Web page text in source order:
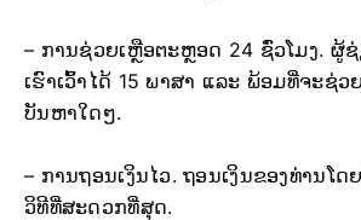
– ການຊ່ວຍເຫຼືອຕະຫຼອດ 24 ຊົ່ວໂມງ. ຜູ້
ເຮົາເວົ້າໄດ້ 15 ພາສາ ແລະ ພ້ອມທີ່ຈະຊ່
ບັນຫາໃດໆ.
– ການຖອນເງິນໄວ. ຖອນເງິນຂອງທ່ານໂ
ວິທີທີ່ສະດວກທີ່ສຸດ.